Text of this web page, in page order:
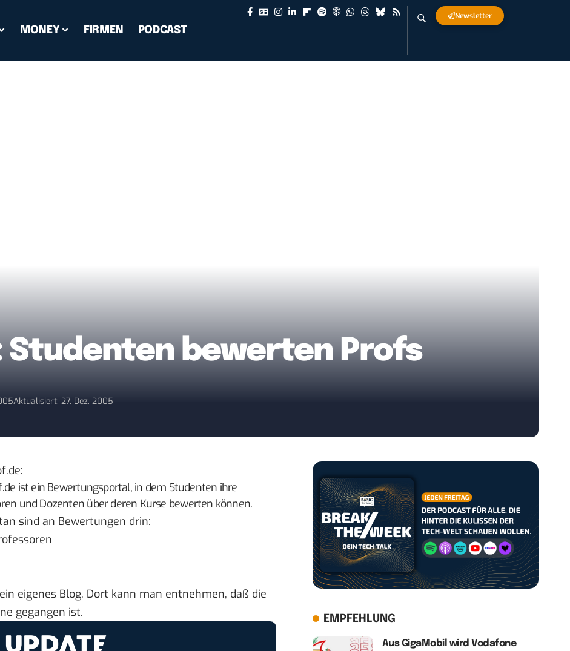
MONEY FIRMEN PODCAST
Newsletter
Studenten bewerten Profs
Aktualisiert: 27. Dez. 2005
:
ist ein Bewertungsportal, in dem Studenten ihre
und Dozenten über deren Kurse bewerten können.
sind an Bewertungen drin:
eigenes Blog. Dort kann man entnehmen, daß die
gegangen ist.
EMPFEHLUNG
Aus GigaMobil wird Vodafone